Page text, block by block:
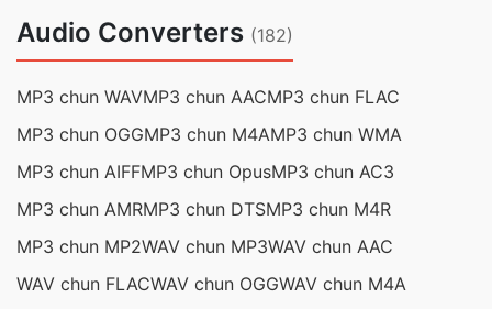
Audio Converters (182)
MP3 chun WAVMP3 chun AACMP3 chun FLAC
MP3 chun OGGMP3 chun M4AMP3 chun WMA
MP3 chun AIFFMP3 chun OpusMP3 chun AC3
MP3 chun AMRMP3 chun DTSMP3 chun M4R
MP3 chun MP2WAV chun MP3WAV chun AAC
WAV chun FLACWAV chun OGGWAV chun M4A